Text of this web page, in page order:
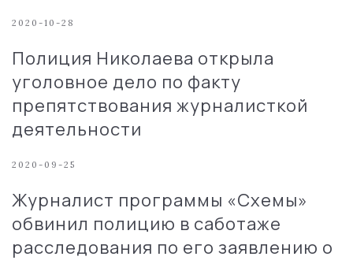
2020-10-28
Полиция Николаева открыла
уголовное дело по факту
препятствования журналисткой
деятельности
2020-09-25
Журналист программы «Схемы»
обвинил полицию в саботаже
расследования по его заявлению о